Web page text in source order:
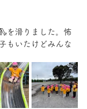
を滑りました。怖
もいたけどみんな